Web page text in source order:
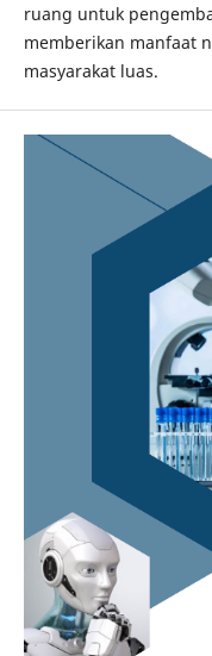
ruang untuk
memberikan manfaat
masyarakat luas.